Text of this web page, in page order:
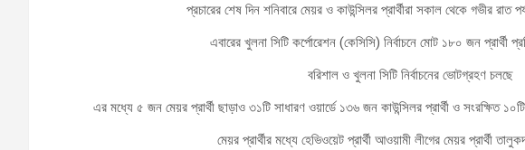
প্রচারের শেষ দিন শনিবারে মেয়র ও কাউন্সিলর প্রার্থীরা সকাল থেকে গভীর
এবারের খুলনা সিটি কর্পোরেশন (কেসিসি) নির্বাচনে মোট ১৮০ জন প্রার্থী
বরিশাল ও খুলনা সিটি নির্বাচনের ভোটগ্রহণ চলছে
এর মধ্যে ৫ জন মেয়র প্রার্থী ছাড়াও ৩১টি সাধারণ ওয়ার্ডে ১৩৬ জন কাউন্সিলর প্রার্থী ও সংরক্ষিত
মেয়র প্রার্থীর মধ্যে হেভিওয়েট প্রার্থী আওয়ামী লীগের মেয়র প্রার্থী